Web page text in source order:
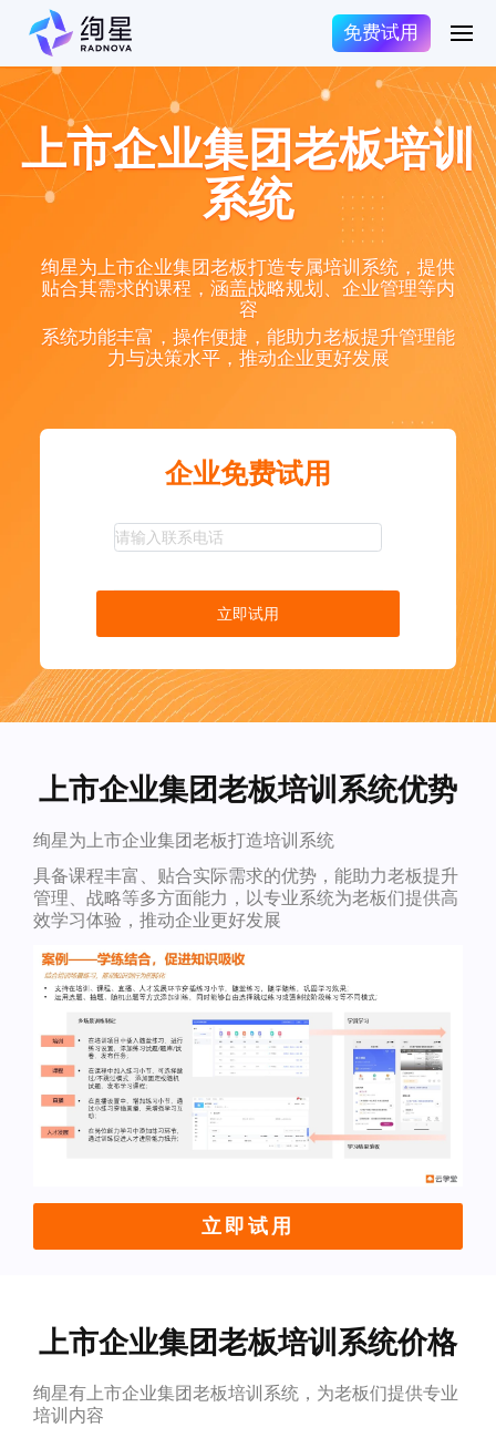
免费试用
上市企业集团老板培训
系统
绚星为上市企业集团老板打造专属培训系统，提供
贴合其需求的课程，涵盖战略规划、企业管理等内
容
系统功能丰富，操作便捷，能助力老板提升管理能
力与决策水平，推动企业更好发展
企业免费试用
立即试用
上市企业集团老板培训系统优势
绚星为上市企业集团老板打造培训系统
具备课程丰富、贴合实际需求的优势，能助力老板提升
管理、战略等多方面能力，以专业系统为老板们提供高
效学习体验，推动企业更好发展
立即试用
上市企业集团老板培训系统价格
绚星有上市企业集团老板培训系统，为老板们提供专业
培训内容